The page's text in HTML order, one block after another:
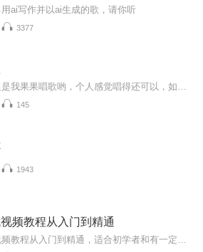
ai写作并以ai生成的歌，请你听
3377
145
1943
频教程从入门到精通